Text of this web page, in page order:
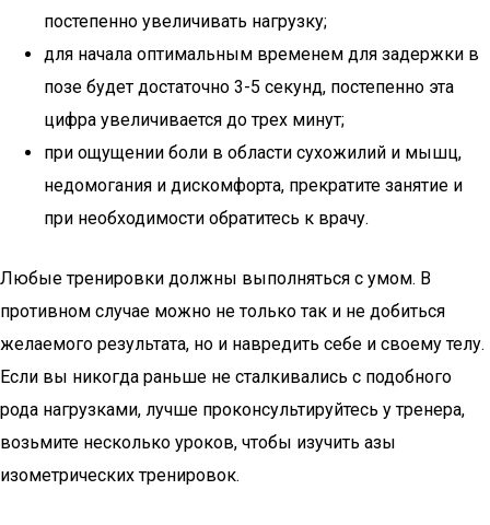
постепенно увеличивать нагрузку;
для начала оптимальным временем для задержки в
позе будет достаточно 3-5 секунд, постепенно эта
цифра увеличивается до трех минут;
при ощущении боли в области сухожилий и мышц,
недомогания и дискомфорта, прекратите занятие и
при необходимости обратитесь к врачу.
Любые тренировки должны выполняться с умом. В
противном случае можно не только так и не добиться
желаемого результата, но и навредить себе и своему телу.
Если вы никогда раньше не сталкивались с подобного
рода нагрузками, лучше проконсультируйтесь у тренера,
возьмите несколько уроков, чтобы изучить азы
изометрических тренировок.